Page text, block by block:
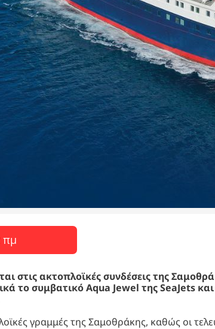
πμ
στις ακτοπλοϊκές συνδέσεις της
το συμβατικό Aqua Jewel της SeaJets
γραμμές της Σαμοθράκης, καθώς οι